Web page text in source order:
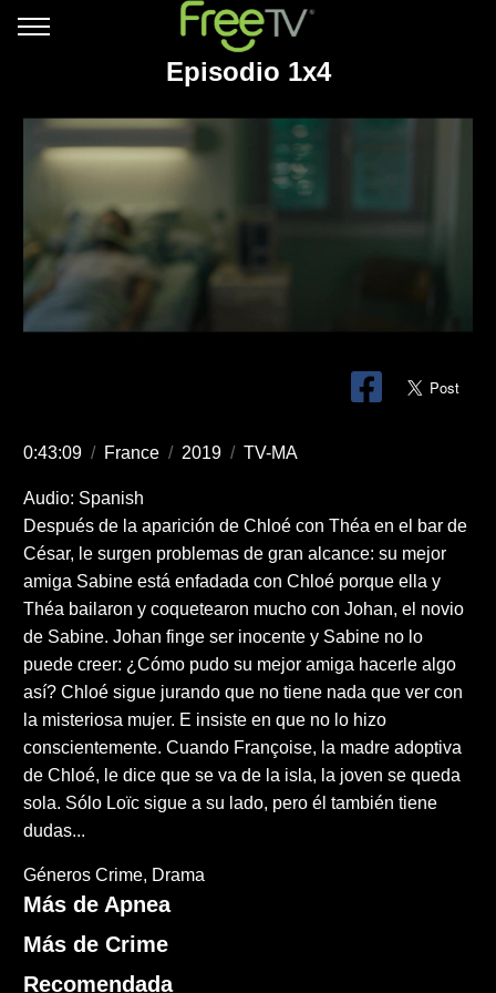
Episodio 1x4
0:43:09 / France / 2019 / TV-MA
Audio: Spanish
Después de la aparición de Chloé con Théa en el bar de
César, le surgen problemas de gran alcance: su mejor
amiga Sabine está enfadada con Chloé porque ella y
Théa bailaron y coquetearon mucho con Johan, el novio
de Sabine. Johan finge ser inocente y Sabine no lo
puede creer: ¿Cómo pudo su mejor amiga hacerle algo
así? Chloé sigue jurando que no tiene nada que ver con
la misteriosa mujer. E insiste en que no lo hizo
conscientemente. Cuando Françoise, la madre adoptiva
de Chloé, le dice que se va de la isla, la joven se queda
sola. Sólo Loïc sigue a su lado, pero él también tiene
dudas...
Géneros Crime Drama
Más de Apnea
Más de Crime
Recomendada